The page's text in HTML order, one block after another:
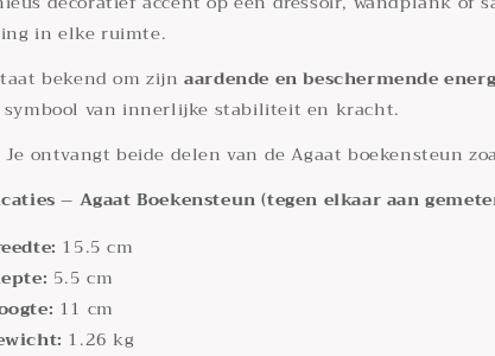
in elke ruimte.
bekend om zijn aardende en beschermende
van innerlijke stabiliteit en kracht.
Je ontvangt beide delen van de Agaat boekensteun
– Agaat Boekensteun (tegen elkaar aan
15.5 cm
5.5 cm
11 cm
1.26 kg